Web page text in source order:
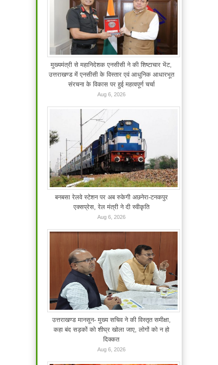
मुख्यमंत्री से महानिदेशक एनसीसी ने की शिष्टाचार भेंट,
उत्तराखण्ड में एनसीसी के विस्तार एवं आधुनिक आधारभूत
संरचना के विकास पर हुई महत्वपूर्ण चर्चा
Aug 6, 2026
बनबसा रेलवे स्टेशन पर अब रुकेगी अछनेरा-टनकपुर
एक्सप्रेस, रेल मंत्री ने दी स्वीकृति
Aug 6, 2026
उत्तराखण्ड मानसून- मुख्य सचिव ने की विस्तृत समीक्षा,
कहा बंद सड़कों को शीघ्र खोला जाए, लोगों को न हो
दिक्कत
Aug 6, 2026